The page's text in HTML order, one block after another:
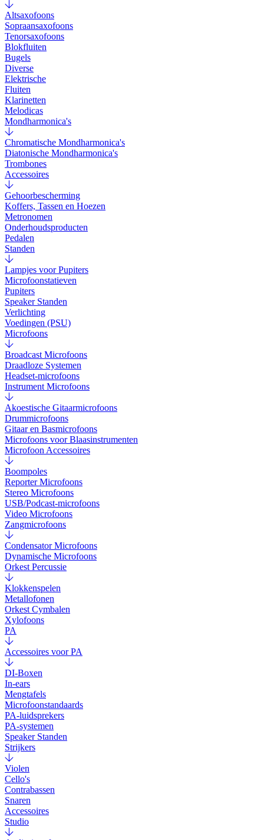
Altsaxofoons
Sopraansaxofoons
Tenorsaxofoons
Blokfluiten
Bugels
Diverse
Elektrische
Fluiten
Klarinetten
Melodicas
Mondharmonica's
Chromatische Mondharmonica's
Diatonische Mondharmonica's
Trombones
Accessoires
Gehoorbescherming
Koffers, Tassen en Hoezen
Metronomen
Onderhoudsproducten
Pedalen
Standen
Lampjes voor Pupiters
Microfoonstatieven
Pupiters
Speaker Standen
Verlichting
Voedingen (PSU)
Microfoons
Broadcast Microfoons
Draadloze Systemen
Headset-microfoons
Instrument Microfoons
Akoestische Gitaarmicrofoons
Drummicrofoons
Gitaar en Basmicrofoons
Microfoons voor Blaasinstrumenten
Microfoon Accessoires
Boompoles
Reporter Microfoons
Stereo Microfoons
USB/Podcast-microfoons
Video Microfoons
Zangmicrofoons
Condensator Microfoons
Dynamische Microfoons
Orkest Percussie
Klokkenspelen
Metallofonen
Orkest Cymbalen
Xylofoons
PA
Accessoires voor PA
DI-Boxen
In-ears
Mengtafels
Microfoonstandaards
PA-luidsprekers
PA-systemen
Speaker Standen
Strijkers
Violen
Cello's
Contrabassen
Snaren
Accessoires
Studio